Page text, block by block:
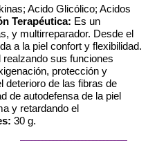
Acido Glicólico; Acidos
Terapéutica: Es un
y multirreparador. Desde el
a la piel confort y flexibilidad.
sus funciones
protección y
deterioro de las fibras de
de autodefensa de la piel
y retardando el
30 g.